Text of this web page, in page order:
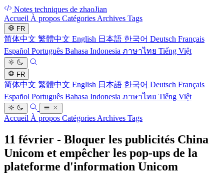
Notes techniques de zhaoJian
Accueil À propos Catégories Archives Tags
FR
简体中文 繁體中文 English 日本語 한국어 Deutsch Français
Español Português Bahasa Indonesia ภาษาไทย Tiếng Việt
FR
简体中文 繁體中文 English 日本語 한국어 Deutsch Français
Español Português Bahasa Indonesia ภาษาไทย Tiếng Việt
Accueil À propos Catégories Archives Tags
11 février - Bloquer les publicités China
Unicom et empêcher les pop-ups de la
plateforme d'information Unicom